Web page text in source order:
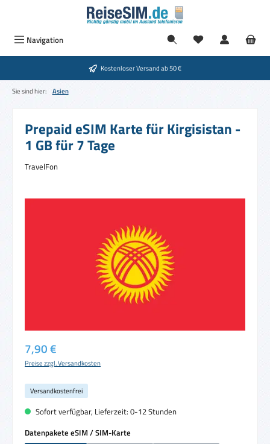
Zum Hauptinhalt springen
Navigation Du hast 0
Kostenloser Versand ab 50 €
Sie sind hier: Asien
Prepaid eSIM Karte für Kirgisistan -
1 GB für 7 Tage
TravelFon
Bildergalerie überspringen
Regulärer Preis:
7,90 €
Preise zzgl. Versandkosten
Versandkostenfrei
Sofort verfügbar, Lieferzeit: 0-12 Stunden
Datenpakete eSIM / SIM-Karte